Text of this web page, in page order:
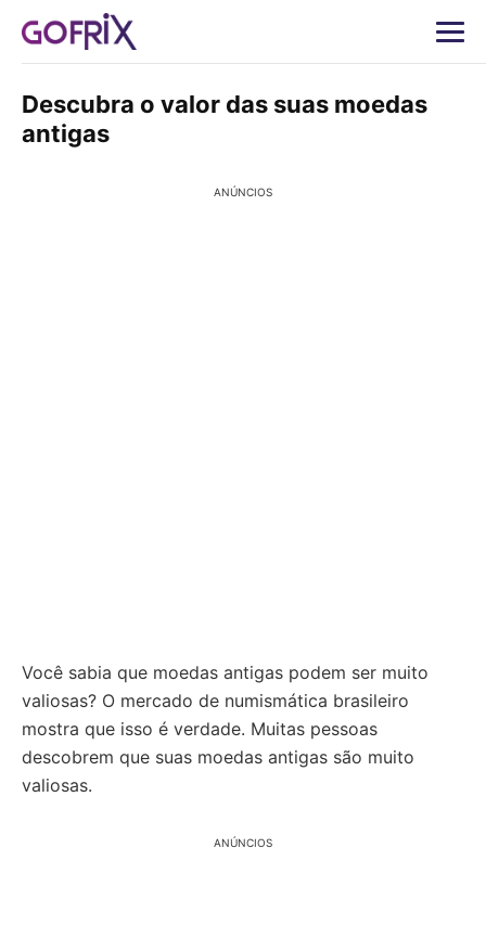
Descubra o valor das suas moedas
antigas
ANÚNCIOS
Você sabia que moedas antigas podem ser muito
valiosas? O mercado de numismática brasileiro
mostra que isso é verdade. Muitas pessoas
descobrem que suas moedas antigas são muito
valiosas.
ANÚNCIOS